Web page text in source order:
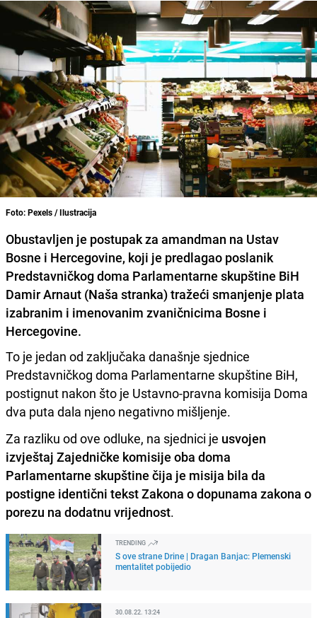
Foto: Pexels / Ilustracija
Obustavljen je postupak za amandman na Ustav
Bosne i Hercegovine, koji je predlagao poslanik
Predstavničkog doma Parlamentarne skupštine BiH
Damir Arnaut (Naša stranka) tražeći smanjenje plata
izabranim i imenovanim zvaničnicima Bosne i
Hercegovine.
To je jedan od zaključaka današnje sjednice
Predstavničkog doma Parlamentarne skupštine BiH,
postignut nakon što je Ustavno-pravna komisija Doma
dva puta dala njeno negativno mišljenje.
Za razliku od ove odluke, na sjednici je usvojen
izvještaj Zajedničke komisije oba doma
Parlamentarne skupštine čija je misija bila da
postigne identični tekst Zakona o dopunama zakona o
porezu na dodatnu vrijednost.
TRENDING
S ove strane Drine | Dragan Banjac: Plemenski
mentalitet pobijedio
30.08.22. 13:24